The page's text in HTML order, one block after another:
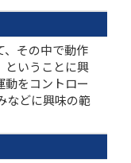
、その中で動作
ということに興
をコントロー
などに興味の範